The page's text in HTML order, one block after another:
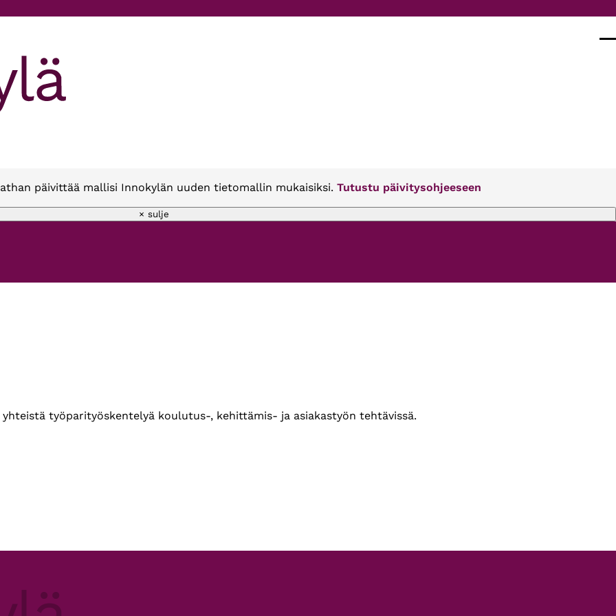
päivittää mallisi Innokylän uuden tietomallin mukaisiksi. Tutustu päivitysohjeeseen
× sulje
työparityöskentelyä koulutus-, kehittämis- ja asiakastyön tehtävissä.